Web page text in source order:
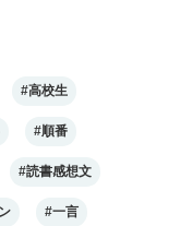
#高校生
#順番
#読書感想文
#一言